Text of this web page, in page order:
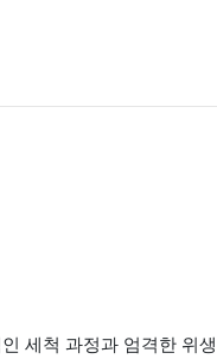
세척 과정과 엄격한 위